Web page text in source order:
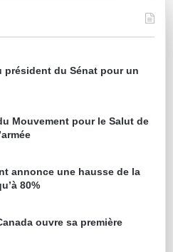
président du Sénat pour un
Mouvement pour le Salut de
annonce une hausse de la
80%
ouvre sa première